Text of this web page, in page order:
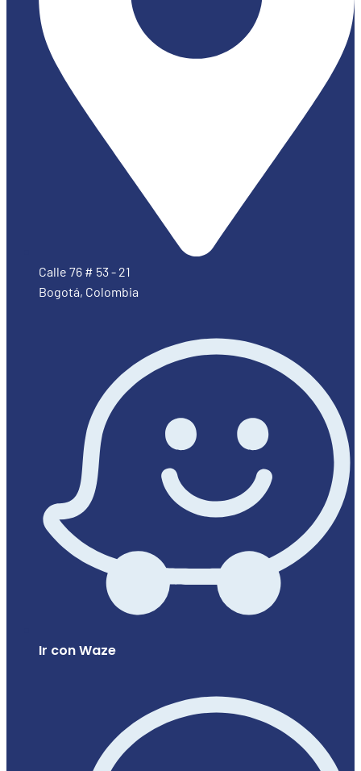
Calle 76 # 53 - 21
Bogotá, Colombia
Ir con Waze